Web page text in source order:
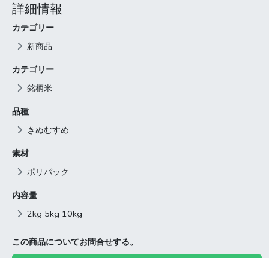
詳細情報
カテゴリー
新商品
カテゴリー
銘柄米
品種
きぬむすめ
素材
ポリパック
内容量
2kg 5kg 10kg
この商品についてお問合せする。